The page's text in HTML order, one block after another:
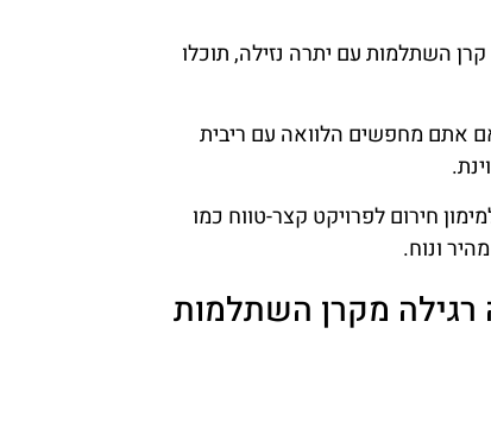
השתלמות עם יתרה נזילה, תוכלו
אתם מחפשים הלוואה עם ריבית
חירום לפרויקט קצר-טווח כמו
ונוח.
רגילה מקרן השתלמות